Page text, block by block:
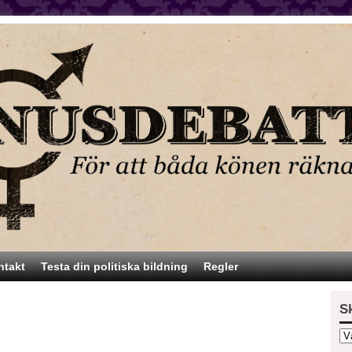
Testa din politiska bildning Regler